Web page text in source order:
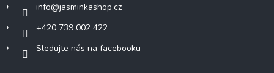
info@jasminkashop.cz
+420 739 002 422
Sledujte nás na facebooku